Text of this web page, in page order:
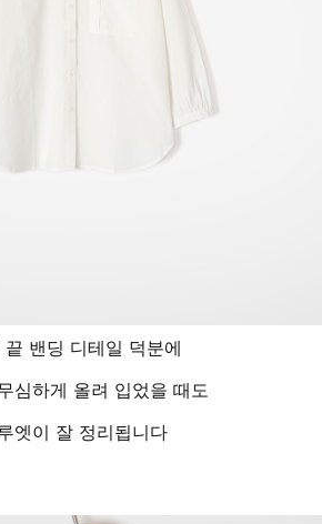
끝 밴딩 디테일 덕분에
심하게 올려 입었을 때도
엣이 잘 정리됩니다